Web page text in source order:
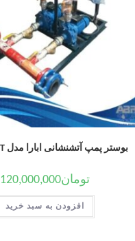
بوستر پمپ آتشنشانی ابارا مدل CDA15.00T
تومان120,000,000
افزودن به سبد خرید